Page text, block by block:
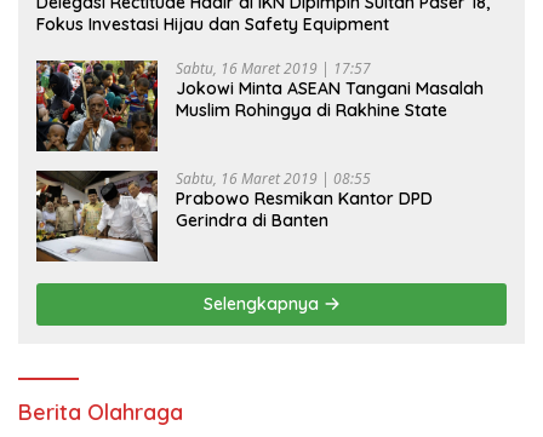
Fokus Investasi Hijau dan Safety Equipment
Sabtu, 16 Maret 2019 | 17:57
Jokowi Minta ASEAN Tangani Masalah
Muslim Rohingya di Rakhine State
Sabtu, 16 Maret 2019 | 08:55
Prabowo Resmikan Kantor DPD
Gerindra di Banten
Selengkapnya
Berita Olahraga